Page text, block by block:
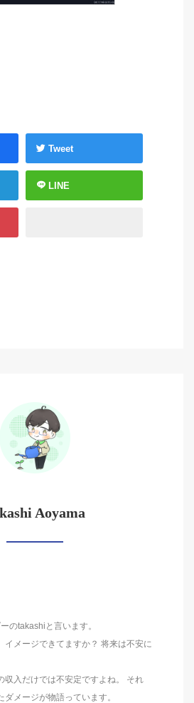
Tweet
LINE
Aoyama
のtakashiと言います。
イメージできてますか？ 将来は不安に
収入だけでは不安定ですよね。 それ
メージが物語っています。